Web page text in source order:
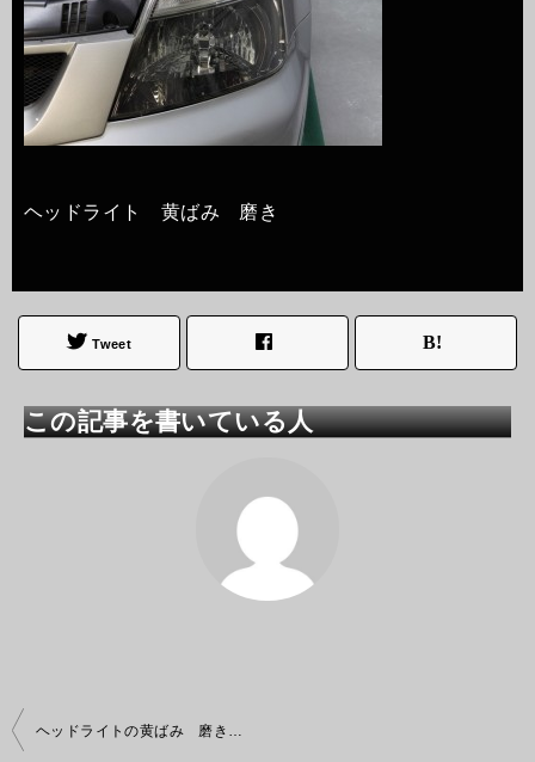
ヘッドライト 黄ばみ 磨き
Tweet
この記事を書いている人
投
稿
ヘッドライトの黄ばみ 磨き除去